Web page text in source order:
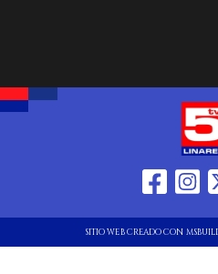
SITIO WEB CREADO CON